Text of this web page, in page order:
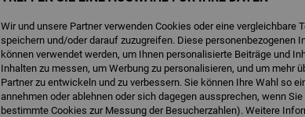
Wir und unsere Partner verwenden Cookies oder eine vergleichbare
speichern und/oder darauf zuzugreifen. Diese personenbezogenen
können verwendet werden, um Ihnen personalisierte Beiträge und
Inhalten zu messen, um Werbung zu personalisieren, und um mehr
Partner zu entwickeln und zu verbessern. Sie können Ihre Wahl so
annehmen oder ablehnen oder sich dagegen aussprechen, wenn
bestimmte Cookies zur Messung der Besucherzahlen). Weitere